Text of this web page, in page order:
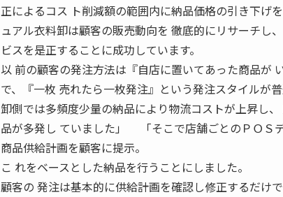
正によるコス ト削減額の範囲内に納品価格の引き下
ュアル衣料卸は顧客の販売動向を 徹底的にリサーチし
ビスを是正することに成功しています。
以 前の顧客の発注方法は『自店に置いてあった商品が
で、『一枚 売れたら一枚発注』という発注スタイルが普
卸側では多頻度少量の納品により物流コストが上昇し
品が多発し ていました」 「そこで店舗ごとのＰＯＳ
商品供給計画を顧客に提示。
こ れをベースとした納品を行うことにしました。
顧客の 発注は基本的に供給計画を確認し修正するだけ